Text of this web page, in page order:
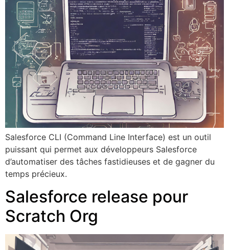
Salesforce CLI (Command Line Interface) est un outil
puissant qui permet aux développeurs Salesforce
d’automatiser des tâches fastidieuses et de gagner du
temps précieux.
Salesforce release pour
Scratch Org